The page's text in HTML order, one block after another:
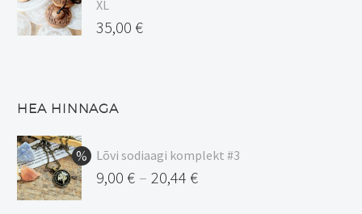
XL
35,00 €
HEA HINNAGA
Lõvi sodiaagi komplekt #3
9,00 € – 20,44 €